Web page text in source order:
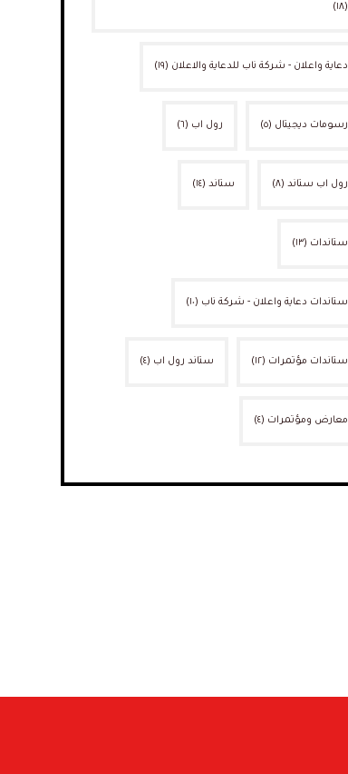
(١٨)
دعاية واعلان - شركة ناب للدعاية والاعلان (١٩)
رسومات ديجيتال (٥) رول اب (٦)
رول اب ستاند(٨) ستاند(١٤)
ستاندات (١٣)
ستاندات دعاية واعلان - شركة ناب (١٠)
ستاندات مؤتمرات (١٢) ستاند رول اب (٤)
معارض ومؤتمرات (٤)